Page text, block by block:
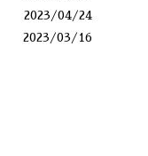
2023/04/24
2023/03/16